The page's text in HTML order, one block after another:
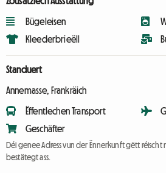
Bügeleisen
Kleederbrieëll
Standuert
Annemasse, Frankräich
Ëffentlechen Transport
Geschäfter
Déi genee Adress vun der Ënnerkunft gëtt
bestätegt ass.